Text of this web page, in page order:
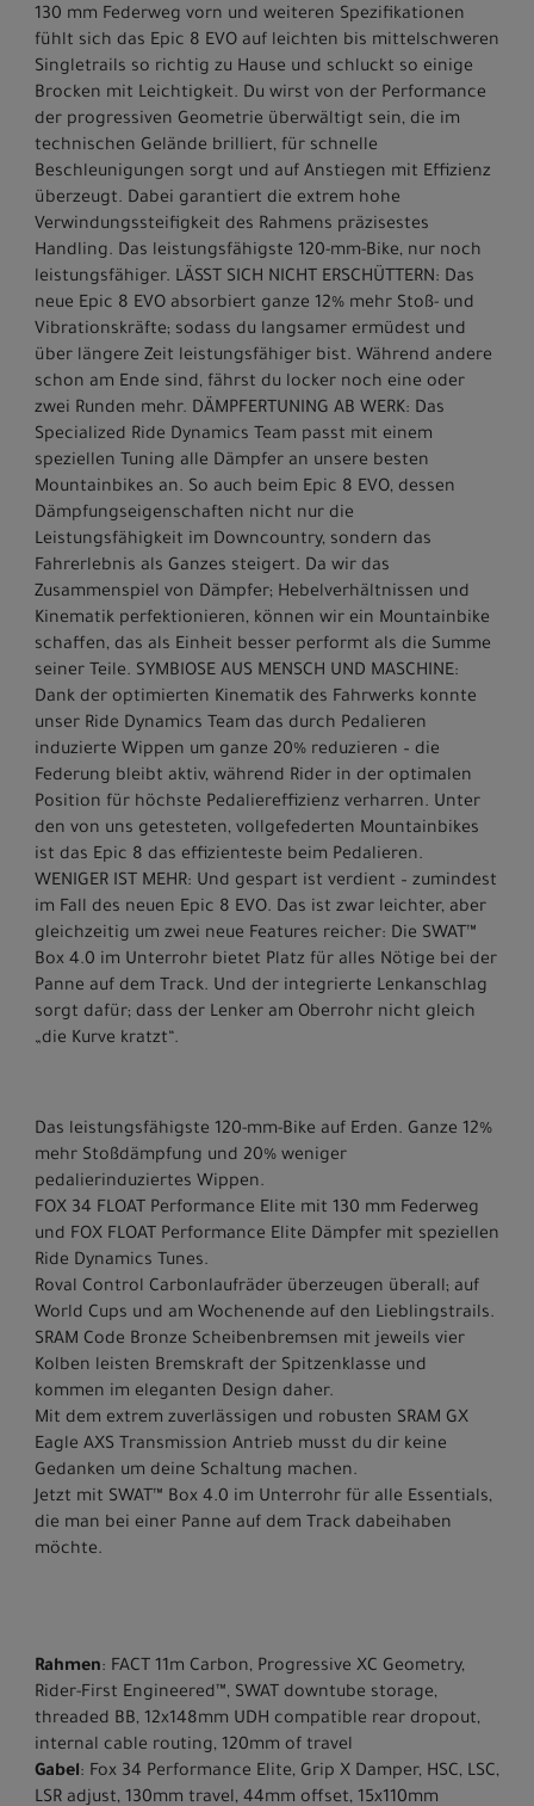
130 mm Federweg vorn und weiteren Spezifikationen
fühlt sich das Epic 8 EVO auf leichten bis mittelschweren
Singletrails so richtig zu Hause und schluckt so einige
Brocken mit Leichtigkeit. Du wirst von der Performance
der progressiven Geometrie überwältigt sein, die im
technischen Gelände brilliert, für schnelle
Beschleunigungen sorgt und auf Anstiegen mit Effizienz
überzeugt. Dabei garantiert die extrem hohe
Verwindungssteifigkeit des Rahmens präzisestes
Handling. Das leistungsfähigste 120-mm-Bike, nur noch
leistungsfähiger. LÄSST SICH NICHT ERSCHÜTTERN: Das
neue Epic 8 EVO absorbiert ganze 12% mehr Stoß- und
Vibrationskräfte; sodass du langsamer ermüdest und
über längere Zeit leistungsfähiger bist. Während andere
schon am Ende sind, fährst du locker noch eine oder
zwei Runden mehr. DÄMPFERTUNING AB WERK: Das
Specialized Ride Dynamics Team passt mit einem
speziellen Tuning alle Dämpfer an unsere besten
Mountainbikes an. So auch beim Epic 8 EVO, dessen
Dämpfungseigenschaften nicht nur die
Leistungsfähigkeit im Downcountry, sondern das
Fahrerlebnis als Ganzes steigert. Da wir das
Zusammenspiel von Dämpfer; Hebelverhältnissen und
Kinematik perfektionieren, können wir ein Mountainbike
schaffen, das als Einheit besser performt als die Summe
seiner Teile. SYMBIOSE AUS MENSCH UND MASCHINE:
Dank der optimierten Kinematik des Fahrwerks konnte
unser Ride Dynamics Team das durch Pedalieren
induzierte Wippen um ganze 20% reduzieren – die
Federung bleibt aktiv, während Rider in der optimalen
Position für höchste Pedaliereffizienz verharren. Unter
den von uns getesteten, vollgefederten Mountainbikes
ist das Epic 8 das effizienteste beim Pedalieren.
WENIGER IST MEHR: Und gespart ist verdient – zumindest
im Fall des neuen Epic 8 EVO. Das ist zwar leichter, aber
gleichzeitig um zwei neue Features reicher: Die SWAT™
Box 4.0 im Unterrohr bietet Platz für alles Nötige bei der
Panne auf dem Track. Und der integrierte Lenkanschlag
sorgt dafür; dass der Lenker am Oberrohr nicht gleich
„die Kurve kratzt“.
Das leistungsfähigste 120-mm-Bike auf Erden. Ganze 12%
mehr Stoßdämpfung und 20% weniger
pedalierinduziertes Wippen.
FOX 34 FLOAT Performance Elite mit 130 mm Federweg
und FOX FLOAT Performance Elite Dämpfer mit speziellen
Ride Dynamics Tunes.
Roval Control Carbonlaufräder überzeugen überall; auf
World Cups und am Wochenende auf den Lieblingstrails.
SRAM Code Bronze Scheibenbremsen mit jeweils vier
Kolben leisten Bremskraft der Spitzenklasse und
kommen im eleganten Design daher.
Mit dem extrem zuverlässigen und robusten SRAM GX
Eagle AXS Transmission Antrieb musst du dir keine
Gedanken um deine Schaltung machen.
Jetzt mit SWAT™ Box 4.0 im Unterrohr für alle Essentials,
die man bei einer Panne auf dem Track dabeihaben
möchte.
Rahmen: FACT 11m Carbon, Progressive XC Geometry,
Rider-First Engineered™, SWAT downtube storage,
threaded BB, 12x148mm UDH compatible rear dropout,
internal cable routing, 120mm of travel
Gabel: Fox 34 Performance Elite, Grip X Damper, HSC, LSC,
LSR adjust, 130mm travel, 44mm offset, 15x110mm